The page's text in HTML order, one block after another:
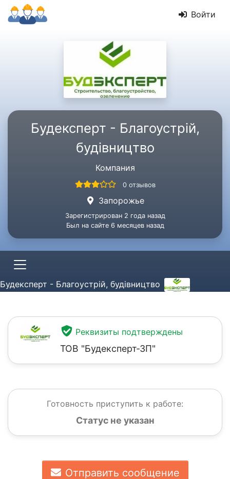
Войти
Будексперт - Благоустрій,
будівництво
Компания
0 отзывов
Запорожье
Зарегистрирован 2 года назад
Был на сайте 6 месяцев назад
Будексперт - Благоустрій, будівництво
Реквизиты подтверждены
ТОВ "Будексперт-ЗП"
Готовность приступить к работе:
Статус не указан
Отправить сообщение